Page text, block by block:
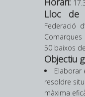
Lloc de
Federació
Comarques
50 baixos
Objectiu
Elaborar
resoldre
màxima